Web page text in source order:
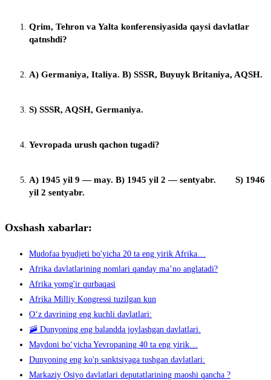
Qrim, Tehron va Yalta konferensiyasida qaysi davlatlar
qatnshdi?
A) Germaniya, Italiya. B) SSSR, Buyuyk Britaniya, AQSH.
S) SSSR, AQSH, Germaniya.
Yevropada urush qachon tugadi?
A) 1945 yil 9 — may. B) 1945 yil 2 — sentyabr. S) 1946
yil 2 sentyabr.
Oxshash xabarlar:
Mudofaa byudjeti bo'yicha 20 ta eng yirik Afrika…
Afrika davlatlarining nomlari qanday maʼno anglatadi?
Afrika yomg'ir qurbaqasi
Afrika Milliy Kongressi tuzilgan kun
Oʻz davrining eng kuchli davlatlari:
🚠 Dunyoning eng balandda joylashgan davlatlari.
Maydoni boʻyicha Yevropaning 40 ta eng yirik…
Dunyoning eng ko'p sanktsiyaga tushgan davlatlari:
Markaziy Osiyo davlatlari deputatlarining maoshi qancha ?